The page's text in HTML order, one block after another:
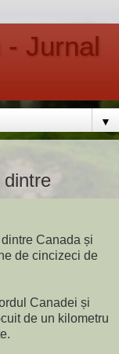
- Jurnal
▼
dintre
Canada și
de cincizeci de
Canadei și
de un kilometru